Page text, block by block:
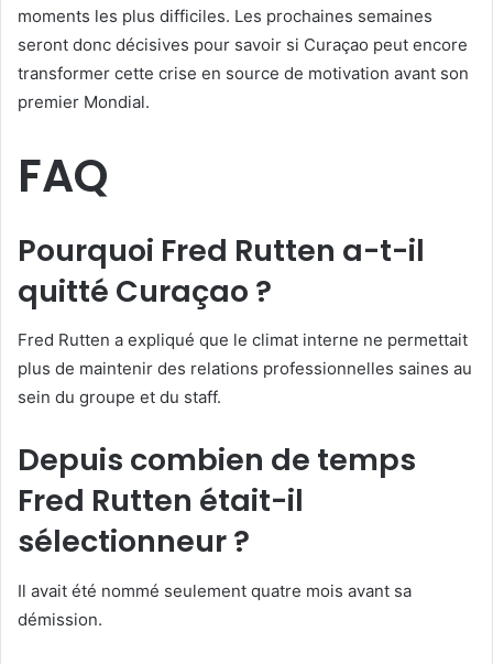
moments les plus difficiles. Les prochaines semaines
seront donc décisives pour savoir si Curaçao peut encore
transformer cette crise en source de motivation avant son
premier Mondial.
FAQ
Pourquoi Fred Rutten a-t-il
quitté Curaçao ?
Fred Rutten a expliqué que le climat interne ne permettait
plus de maintenir des relations professionnelles saines au
sein du groupe et du staff.
Depuis combien de temps
Fred Rutten était-il
sélectionneur ?
Il avait été nommé seulement quatre mois avant sa
démission.